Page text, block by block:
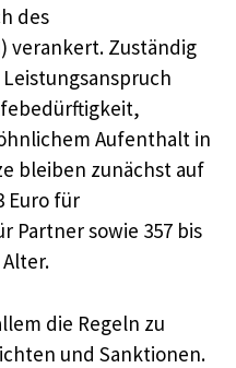
des
verankert. Zuständig
Aufenthalt in
bleiben zunächst auf
Euro für
Partner sowie 357 bis
die Regeln zu
und Sanktionen.